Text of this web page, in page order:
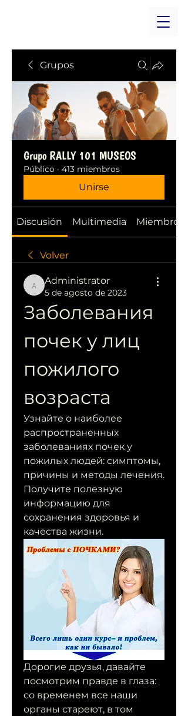
Grupos
Grupo RALLY 101 MUSEOS
Público · 413 miembros
Unirse
Discusión Multimedia Miembros
Volver
Administrator
Administrator
5 de agosto de 2023
Заболевания
почек у лиц
пожилого
возраста
Узнайте о наиболее
распространенных
заболеваниях почек у
пожилых людей: симптомы,
причины и методы лечения.
Получите полезную
информацию для
сохранения здоровья и
качества жизни.
Дорогие друзья, давайте
посмотрим правде в глаза:
со временем все наши
органы стареют, в том